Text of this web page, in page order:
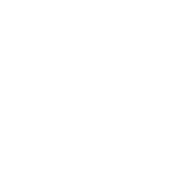
техника,